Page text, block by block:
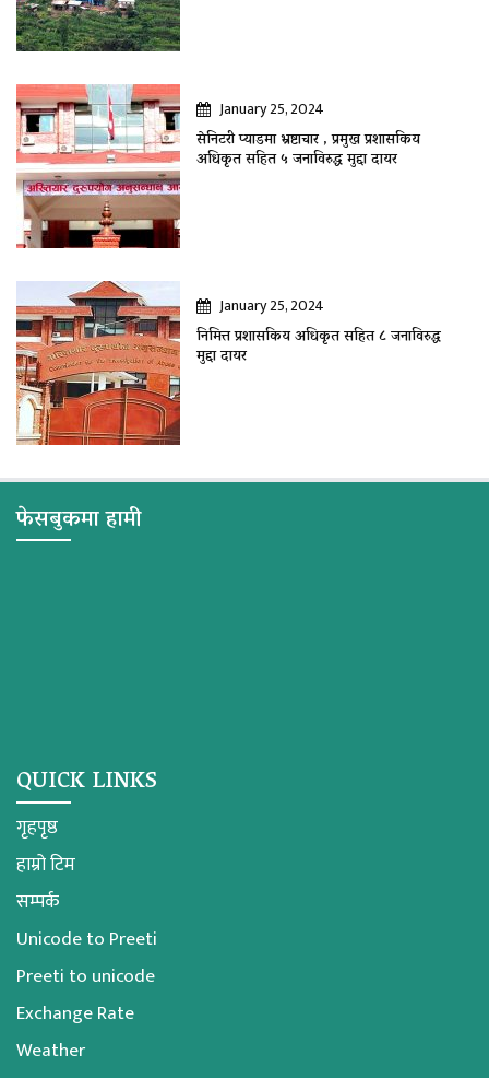
January 25, 2024
सेनिटरी प्याडमा भ्रष्टाचार , प्रमुख प्रशासकिय
अधिकृत सहित ५ जनाविरुद्ध मुद्दा दायर
January 25, 2024
निमित्त प्रशासकिय अधिकृत सहित ८ जनाविरुद्ध
मुद्दा दायर
फेसबुकमा हामी
QUICK LINKS
गृहपृष्ठ
हाम्रो टिम
सम्पर्क
Unicode to Preeti
Preeti to unicode
Exchange Rate
Weather